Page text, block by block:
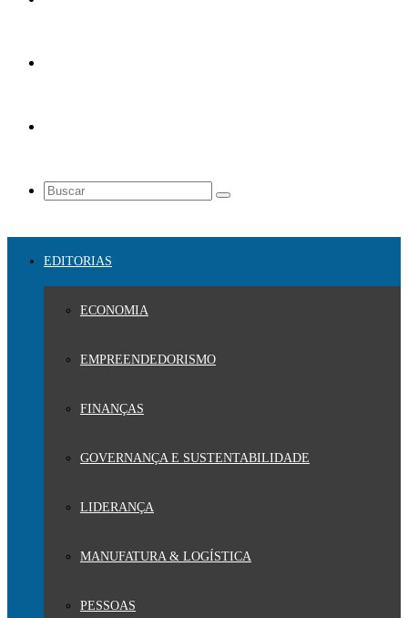
EDITORIAS
ECONOMIA
EMPREENDEDORISMO
FINANÇAS
GOVERNANÇA E SUSTENTABILIDADE
LIDERANÇA
MANUFATURA & LOGÍSTICA
PESSOAS